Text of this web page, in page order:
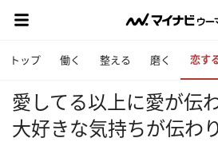
トップ 働く 整える 磨く 恋す
愛してる以上に愛が伝
大好きな気持ちが伝わ